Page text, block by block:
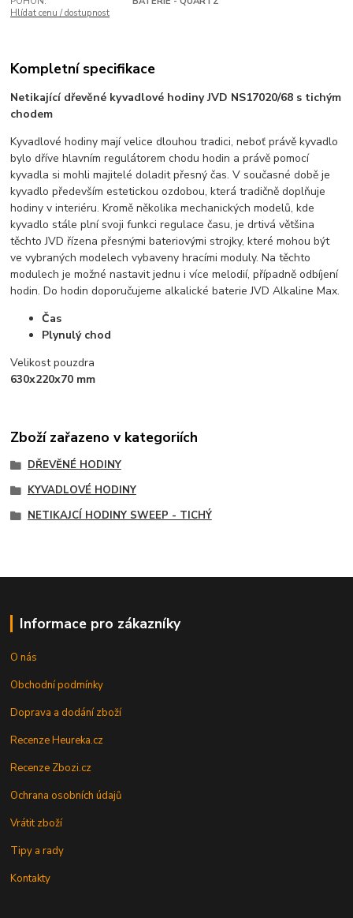
Hlídat cenu / dostupnost
Kompletní specifikace
Netikající dřevěné kyvadlové hodiny JVD NS17020/68 s tichým
chodem
Kyvadlové hodiny mají velice dlouhou tradici, neboť právě kyvadlo
bylo dříve hlavním regulátorem chodu hodin a právě pomocí
kyvadla si mohli majitelé doladit přesný čas. V současné době je
kyvadlo především estetickou ozdobou, která tradičně doplňuje
hodiny v interiéru. Kromě několika mechanických modelů, kde
kyvadlo stále plní svoji funkci regulace času, je drtivá většina
těchto JVD řízena přesnými bateriovými strojky, které mohou být
ve vybraných modelech vybaveny hracími moduly. Na těchto
modulech je možné nastavit jednu i více melodií, případně odbíjení
hodin. Do hodin doporučujeme alkalické baterie JVD Alkaline Max.
Čas
Plynulý chod
Velikost pouzdra
630x220x70 mm
Zboží zařazeno v kategoriích
DŘEVĚNÉ HODINY
KYVADLOVÉ HODINY
NETIKAJCÍ HODINY SWEEP - TICHÝ
Informace pro zákazníky
O nás
Obchodní podmínky
Doprava a dodání zboží
Recenze Heureka.cz
Recenze Zbozi.cz
Ochrana osobních údajů
Vrátit zboží
Tipy a rady
Kontakty